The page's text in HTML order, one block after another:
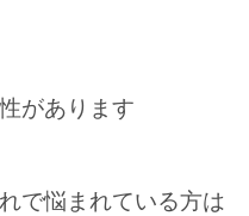
があります
で悩まれている方は